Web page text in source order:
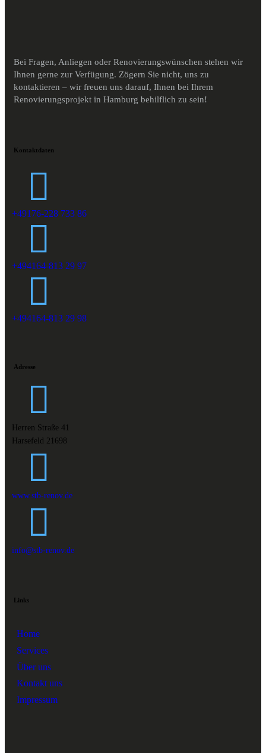
Bei Fragen, Anliegen oder Renovierungswünschen stehen wir
Ihnen gerne zur Verfügung. Zögern Sie nicht, uns zu
kontaktieren – wir freuen uns darauf, Ihnen bei Ihrem
Renovierungsprojekt in Hamburg behilflich zu sein!
Kontaktdaten
+49176-228 733 86
+494164-813 29 97
+494164-813 29 98
Adresse
Herren Straße 41
Harsefeld 21698
www.stb-renov.de
info@stb-renov.de
Links
Home
Services
Über uns
Kontakt uns
Impressum